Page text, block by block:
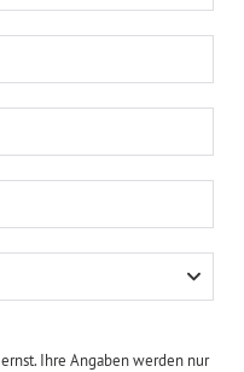
ernst. Ihre Angaben werden nur